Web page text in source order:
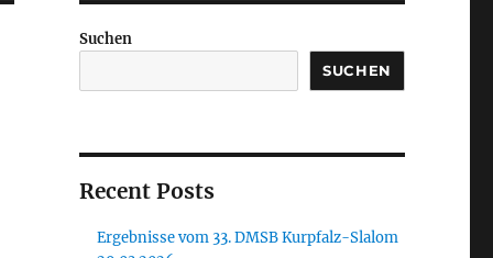
Suchen
SUCHEN
Recent Posts
Ergebnisse vom 33. DMSB Kurpfalz-Slalom